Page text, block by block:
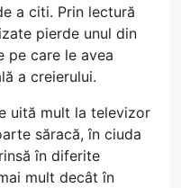
a citi. Prin lectură
pierde unul din
pe care le avea
a creierului.
uită mult la televizor
săracă, în ciuda
în diferite
mult decât în